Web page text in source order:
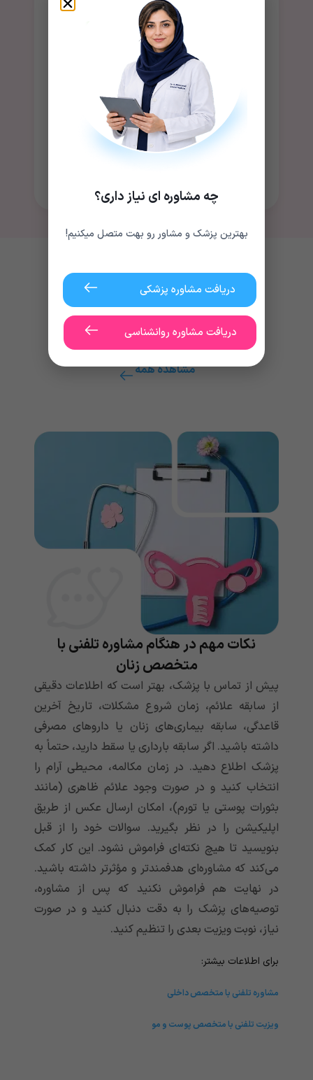
متخصص زنان،
فوری و مطمئن
دریافت کرد.
مشکلات جنسی
بیشتری داشته
باشند و بدون
خجالت موضوع
را با پزشک در
رزرو مشاوره با
متخصصان زنان
مشاهده همه
نکات مهم در هنگام مشاوره تلفنی با
متخصص زنان
پیش از تماس با پزشک، بهتر است که اطلاعات دقیقی
از سابقه علائم، زمان شروع مشکلات، تاریخ آخرین
قاعدگی، سابقه بیماری‌های زنان یا داروهای مصرفی
داشته باشید. اگر سابقه بارداری یا سقط دارید، حتماً به
پزشک اطلاع دهید. در زمان مکالمه، محیطی آرام را
انتخاب کنید و در صورت وجود علائم ظاهری (مانند
بثورات پوستی یا تورم)، امکان ارسال عکس از طریق
اپلیکیشن را در نظر بگیرید. سوالات‌ خود را از قبل
بنویسید تا هیچ نکته‌ای فراموش نشود. این کار کمک
می‌کند که مشاوره‌ای هدفمندتر و مؤثرتر داشته باشید.
در نهایت هم فراموش نکنید که پس از مشاوره،
توصیه‌های پزشک را به دقت دنبال کنید و در صورت
نیاز، نوبت ویزیت بعدی را تنظیم کنید.
برای اطلاعات بیشتر:
مشاوره تلفنی با متخصص داخلی
ویزیت تلفنی با متخصص پوست و مو
چه مشاوره ای نیاز داری؟
بهترین پزشک و مشاور رو بهت متصل میکنیم!
دریافت مشاوره پزشکی
دریافت مشاوره روانشناسی